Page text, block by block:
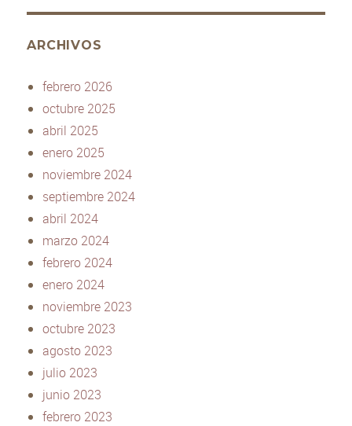
ARCHIVOS
febrero 2026
octubre 2025
abril 2025
enero 2025
noviembre 2024
septiembre 2024
abril 2024
marzo 2024
febrero 2024
enero 2024
noviembre 2023
octubre 2023
agosto 2023
julio 2023
junio 2023
febrero 2023